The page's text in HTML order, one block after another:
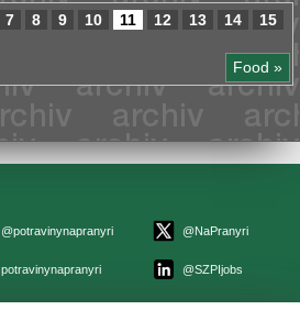
7 8 9 10 11 12 13 14
15
Food »
@potravinynapranyri
potravinynapranyri
@NaPranyri
@SZPIjobs